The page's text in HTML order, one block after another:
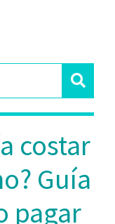
costar
Guía
pagar